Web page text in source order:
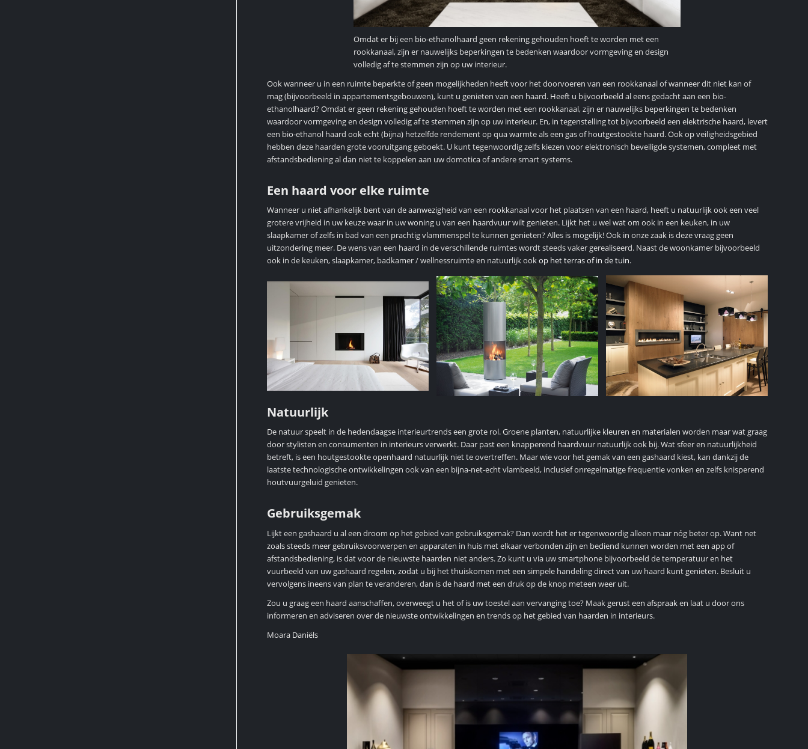
Omdat er bij een bio-ethanolhaard geen rekening gehouden hoeft te worden met een
rookkanaal, zijn er nauwelijks beperkingen te bedenken waardoor vormgeving en design
volledig af te stemmen zijn op uw interieur.
Ook wanneer u in een ruimte beperkte of geen mogelijkheden heeft voor het doorvoeren van een rookkanaal of wanneer dit niet kan of
mag (bijvoorbeeld in appartementsgebouwen), kunt u genieten van een haard. Heeft u bijvoorbeeld al eens gedacht aan een bio-
ethanolhaard? Omdat er geen rekening gehouden hoeft te worden met een rookkanaal, zijn er nauwelijks beperkingen te bedenken
waardoor vormgeving en design volledig af te stemmen zijn op uw interieur. En, in tegenstelling tot bijvoorbeeld een elektrische haard, levert
een bio-ethanol haard ook echt (bijna) hetzelfde rendement op qua warmte als een gas of houtgestookte haard. Ook op veiligheidsgebied
hebben deze haarden grote vooruitgang geboekt. U kunt tegenwoordig zelfs kiezen voor elektronisch beveiligde systemen, compleet met
afstandsbediening al dan niet te koppelen aan uw domotica of andere smart systems.
Een haard voor elke ruimte
Wanneer u niet afhankelijk bent van de aanwezigheid van een rookkanaal voor het plaatsen van een haard, heeft u natuurlijk ook een veel
grotere vrijheid in uw keuze waar in uw woning u van een haardvuur wilt genieten. Lijkt het u wel wat om ook in een keuken, in uw
slaapkamer of zelfs in bad van een prachtig vlammenspel te kunnen genieten? Alles is mogelijk! Ook in onze zaak is deze vraag geen
uitzondering meer. De wens van een haard in de verschillende ruimtes wordt steeds vaker gerealiseerd. Naast de woonkamer bijvoorbeeld
ook in de keuken, slaapkamer, badkamer / wellnessruimte en natuurlijk ookop het terras of in de tuin.
Natuurlijk
De natuur speelt in de hedendaagse interieurtrends een grote rol. Groene planten, natuurlijke kleuren en materialen worden maar wat graag
door stylisten en consumenten in interieurs verwerkt. Daar past een knapperend haardvuur natuurlijk ook bij. Wat sfeer en natuurlijkheid
betreft, is een houtgestookte openhaard natuurlijk niet te overtreffen. Maar wie voor het gemak van een gashaard kiest, kan dankzij de
laatste technologische ontwikkelingen ook van een bijna-net-echt vlambeeld, inclusief onregelmatige frequentie vonken en zelfs knisperend
houtvuurgeluid genieten.
Gebruiksgemak
Lijkt een gashaard u al een droom op het gebied van gebruiksgemak? Dan wordt het er tegenwoordig alleen maar nóg beter op. Want net
zoals steeds meer gebruiksvoorwerpen en apparaten in huis met elkaar verbonden zijn en bediend kunnen worden met een app of
afstandsbediening, is dat voor de nieuwste haarden niet anders. Zo kunt u via uw smartphone bijvoorbeeld de temperatuur en het
vuurbeeld van uw gashaard regelen, zodat u bij het thuiskomen met een simpele handeling direct van uw haard kunt genieten. Besluit u
vervolgens ineens van plan te veranderen, dan is de haard met een druk op de knop meteen weer uit.
Zou u graag een haard aanschaffen, overweegt u het of is uw toestel aan vervanging toe? Maak gerusteen afspraaken laat u door ons
informeren en adviseren over de nieuwste ontwikkelingen en trends op het gebied van haarden in interieurs.
Moara Daniëls